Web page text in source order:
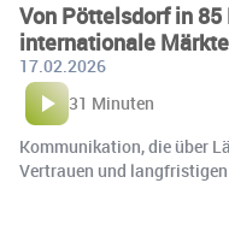
Von Pöttelsdorf in
internationale
17.02.2026
31 Minuten
Kommunikation, die über
Vertrauen und